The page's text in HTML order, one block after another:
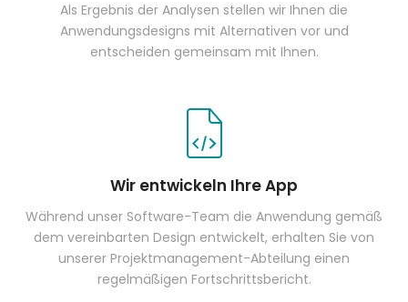
Als Ergebnis der Analysen stellen wir Ihnen die
Anwendungsdesigns mit Alternativen vor und
entscheiden gemeinsam mit Ihnen.
Wir entwickeln Ihre App
Während unser Software-Team die Anwendung gemäß
dem vereinbarten Design entwickelt, erhalten Sie von
unserer Projektmanagement-Abteilung einen
regelmäßigen Fortschrittsbericht.